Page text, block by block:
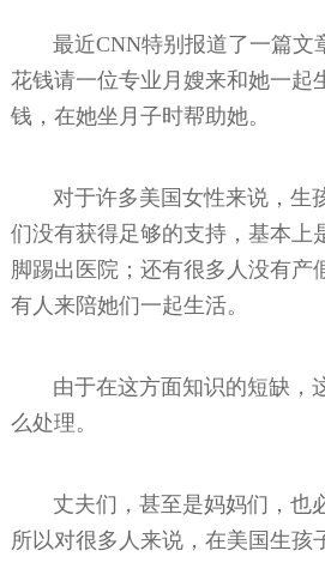
最近CNN特别报道了一篇文
花钱请一位专业月嫂来和她一起
钱，在她坐月子时帮助她。
对于许多美国女性来说，生
们没有获得足够的支持，基本上
脚踢出医院；还有很多人没有产
有人来陪她们一起生活。
由于在这方面知识的短缺，
么处理。
丈夫们，甚至是妈妈们，也必
所以对很多人来说，在美国生孩